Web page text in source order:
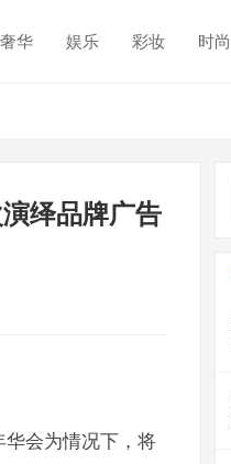
奢华 娱乐 彩妆 时尚
绎品牌广告
会为情况下，将